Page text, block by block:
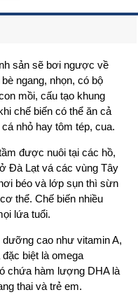
sản sẽ bơi ngược về
ngang, nhọn, có bộ
mồi, cấu tạo khung
chế biến có thể ăn cả
nhỏ hay tôm tép, cua.
được nuôi tại các hồ,
Đà Lạt vá các vùng Tây
béo và lớp sụn thì sừn
thể. Chế biến nhiều
lứa tuổi.
cao như vitamin A,
biệt là omega
chứa hàm lượng DHA là
thai và trẻ em.